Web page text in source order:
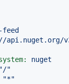
feed
api.nuget.org/
nuget
"/"
"*"